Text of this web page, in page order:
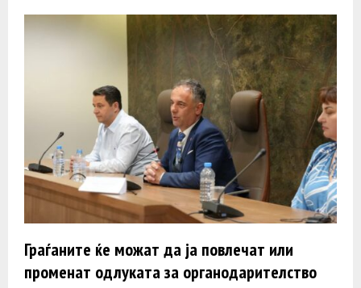
Граѓаните ќе можат да ја повлечат или
променат одлуката за органодарителство